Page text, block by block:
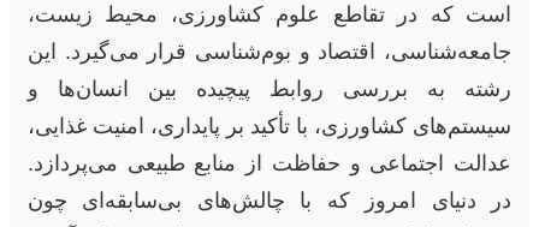
است که در تقاطع علوم کشاورزی، محیط زیست،
جامعه‌شناسی، اقتصاد و بوم‌شناسی قرار می‌گیرد. این
رشته به بررسی روابط پیچیده بین انسان‌ها و
سیستم‌های کشاورزی، با تأکید بر پایداری، امنیت غذایی،
عدالت اجتماعی و حفاظت از منابع طبیعی می‌پردازد.
در دنیای امروز که با چالش‌های بی‌سابقه‌ای چون